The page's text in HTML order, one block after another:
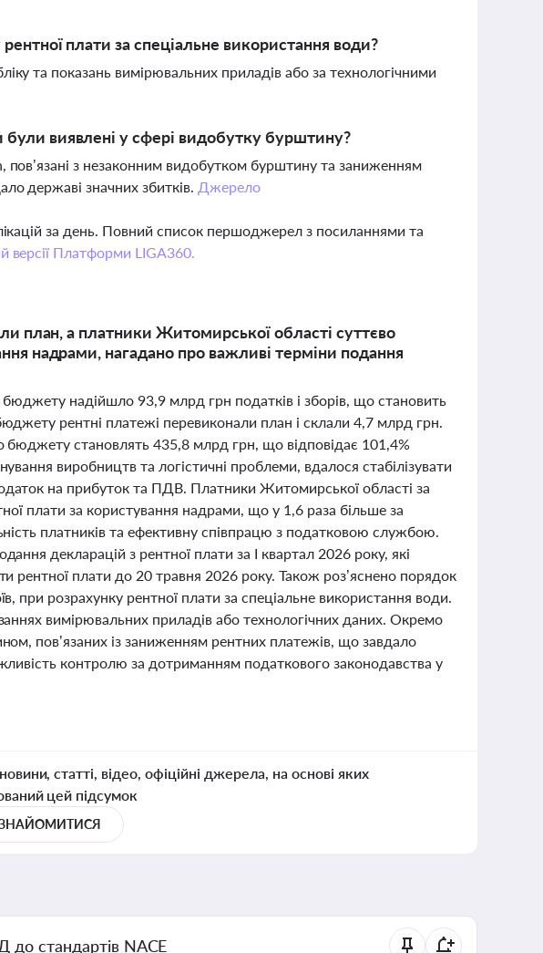
плати за спеціальне використання води?
та показань вимірювальних приладів або за технологічними
виявлені у сфері видобутку бурштину?
пов’язані з незаконним видобутком бурштину та заниженням
державі значних збитків. Джерело
за день. Повний список першоджерел з посиланнями та
версії Платформи LIGA360.
план, а платники Житомирської області суттєво
надрами, нагадано про важливі терміни подання
надійшло 93,9 млрд грн податків і зборів, що становить
рентні платежі перевиконали план і склали 4,7 млрд грн.
становлять 435,8 млрд грн, що відповідає 101,4%
виробництв та логістичні проблеми, вдалося стабілізувати
на прибуток та ПДВ. Платники Житомирської області за
плати за користування надрами, що у 1,6 раза більше за
платників та ефективну співпрацю з податковою службою.
декларацій з рентної плати за І квартал 2026 року, які
рентної плати до 20 травня 2026 року. Також роз’яснено порядок
при розрахунку рентної плати за спеціальне використання води.
вимірювальних приладів або технологічних даних. Окремо
пов’язаних із заниженням рентних платежів, що завдало
контролю за дотриманням податкового законодавства у
статті, відео, офіційні джерела, на основі яких
цей підсумок
до стандартів NACE